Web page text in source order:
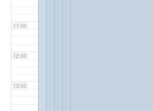
11:00
12:00
13:00